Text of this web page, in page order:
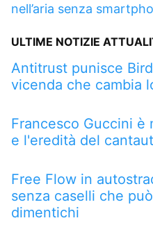
nell’aria senza
ULTIME NOTIZIE
Antitrust punisce
vicenda che cambia
Francesco Guccini è
e l'eredità del
Free Flow in
senza caselli che
dimentichi